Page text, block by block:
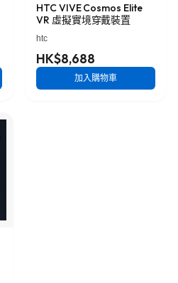
HTC VIVE Cosmos Elite
VR 虛擬實境穿戴裝置
htc
HK$8,688
加入購物車